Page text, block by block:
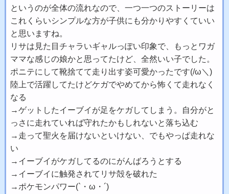
というのが全体の流れなので、一つ一つのストーリーは
これくらいシンプルな方が子供にも分かりやすくていい
と思いますね。
リサは見た目チャラいギャルっぽい印象で、もっとワガ
ママな感じの娘かと思ってたけど、全然いい子でした。
ポニテにして靴捨てて走り出す姿可愛かったです(/ω＼)
陸上で活躍してたけどケガでやめてから怖くて走れなく
なる
→ゲットしたイーブイが足をケガしてしまう。自分がと
っさに走れていれば守れたかもしれないと落ち込む
→走って聖火を届けないといけない、でもやっぱ走れな
い
→イーブイがケガしてるのにがんばろうとする
→イーブイに触発されてリサ殻を破れた
→ポケモンパワー(`・ω・´)